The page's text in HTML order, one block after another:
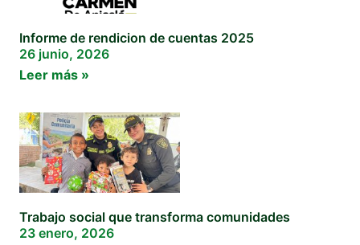
Informe de rendicion de cuentas 2025
26 junio, 2026
Leer más »
Trabajo social que transforma comunidades
23 enero, 2026